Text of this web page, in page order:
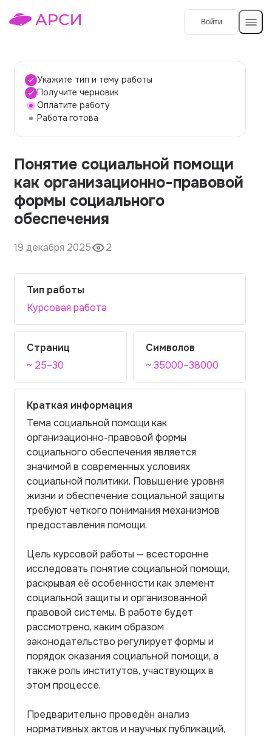
Войти
Темы работ
О сервисе
О компании
Наши гарантии
Порядок оплаты
Контакты
Укажите тип и тему работы
Получите черновик
Оплатите работу
Работа готова
Понятие социальной помощи
как организационно-правовой
формы социального
обеспечения
19 декабря 2025 2
Тип работы
Курсовая работа
Страниц
~ 25–30
Символов
~ 35000–38000
Краткая информация
Тема социальной помощи как
организационно-правовой формы
социального обеспечения является
значимой в современных условиях
социальной политики. Повышение уровня
жизни и обеспечение социальной защиты
требуют четкого понимания механизмов
предоставления помощи.
Цель курсовой работы — всесторонне
исследовать понятие социальной помощи,
раскрывая её особенности как элемент
социальной защиты и организованной
правовой системы. В работе будет
рассмотрено, каким образом
законодательство регулирует формы и
порядок оказания социальной помощи, а
также роль институтов, участвующих в
этом процессе.
Предварительно проведён анализ
нормативных актов и научных публикаций,